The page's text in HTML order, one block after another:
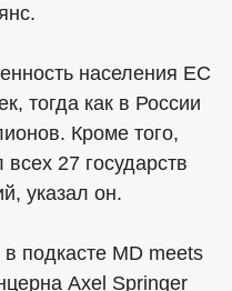
населения ЕС
тогда как в России
Кроме того,
27 государств
указал он.
подкасте MD meets
Axel Springer